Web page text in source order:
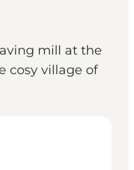
mill at the
cosy village of